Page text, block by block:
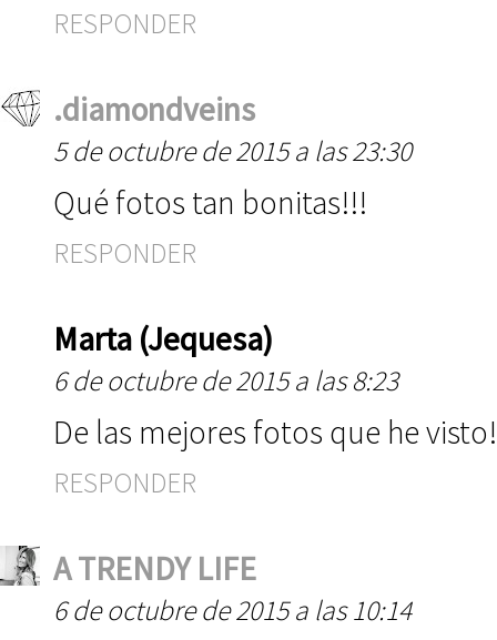
RESPONDER
.diamondveins
5 de octubre de 2015 a las 23:30
Qué fotos tan bonitas!!!
RESPONDER
Marta (Jequesa)
6 de octubre de 2015 a las 8:23
De las mejores fotos que he
RESPONDER
A TRENDY LIFE
6 de octubre de 2015 a las 10:14